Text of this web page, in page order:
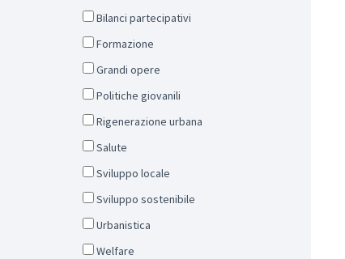
Bilanci partecipativi
Formazione
Grandi opere
Politiche giovanili
Rigenerazione urbana
Salute
Sviluppo locale
Sviluppo sostenibile
Urbanistica
Welfare